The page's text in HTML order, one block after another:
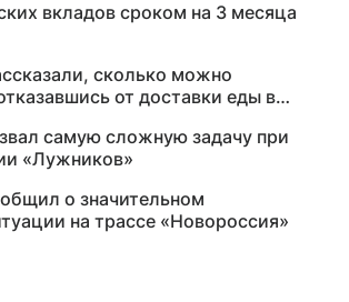
вкладов сроком на 3 месяца
сколько можно
от доставки еды в
самую сложную задачу при
«Лужников»
о значительном
на трассе «Новороссия»